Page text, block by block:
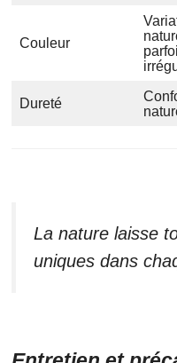
Couleur
Dureté
La nature laisse
uniques dans